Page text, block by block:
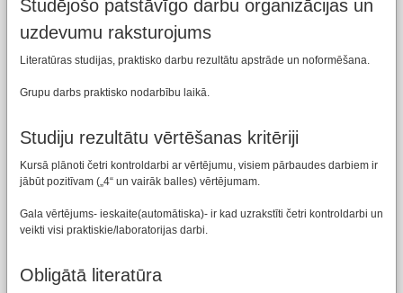
Studējošo patstāvīgo darbu organizācijas un
uzdevumu raksturojums
Literatūras studijas, praktisko darbu rezultātu apstrāde un noformēšana.
Grupu darbs praktisko nodarbību laikā.
Studiju rezultātu vērtēšanas kritēriji
Kursā plānoti četri kontroldarbi ar vērtējumu, visiem pārbaudes darbiem ir
jābūt pozitīvam („4“ un vairāk balles) vērtējumam.
Gala vērtējums- ieskaite(automātiska)- ir kad uzrakstīti četri kontroldarbi un
veikti visi praktiskie/laboratorijas darbi.
Obligātā literatūra